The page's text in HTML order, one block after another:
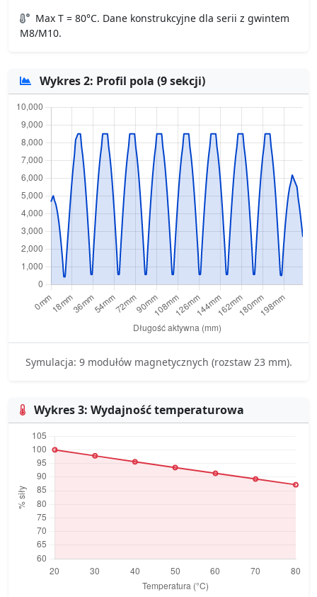
Max T = 80°C. Dane konstrukcyjne dla serii z gwintem
M8/M10.
Wykres 2: Profil pola (9 sekcji)
Symulacja: 9 modułów magnetycznych (rozstaw 23 mm).
Wykres 3: Wydajność temperaturowa